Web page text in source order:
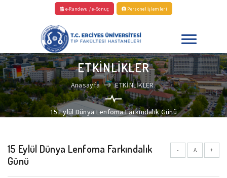
e-Randevu / e-Sonuç Personel İşlemleri
ETKİNLİKLER
Anasayfa ETKİNLİKLER
15 Eylül Dünya Lenfoma Farkındalık Günü
- A +
15 Eylül Dünya Lenfoma Farkındalık
Günü